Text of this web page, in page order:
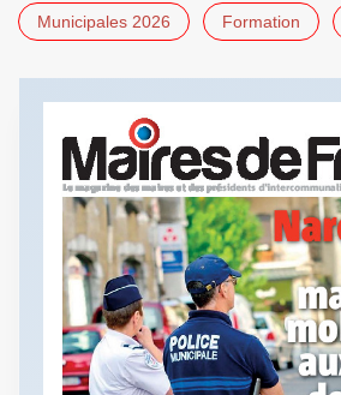
Municipales 2026
Formation